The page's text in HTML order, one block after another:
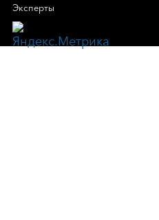
Эксперты